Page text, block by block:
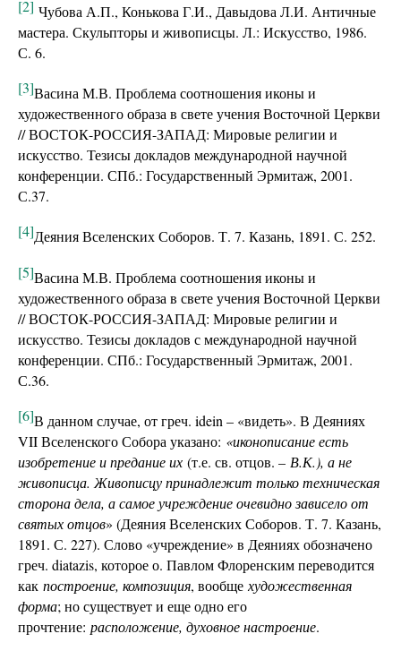
[2] Чубова А.П., Конькова Г.И., Давыдова Л.И. Античные
мастера. Скульпторы и живописцы. Л.: Искусство, 1986.
С. 6.
[3]Васина М.В. Проблема соотношения иконы и
художественного образа в свете учения Восточной Церкви
// ВОСТОК-РОССИЯ-ЗАПАД: Мировые религии и
искусство. Тезисы докладов международной научной
конференции. СПб.: Государственный Эрмитаж, 2001.
С.37.
[4]Деяния Вселенских Соборов. Т. 7. Казань, 1891. С. 252.
[5]Васина М.В. Проблема соотношения иконы и
художественного образа в свете учения Восточной Церкви
// ВОСТОК-РОССИЯ-ЗАПАД: Мировые религии и
искусство. Тезисы докладов с международной научной
конференции. СПб.: Государственный Эрмитаж, 2001.
С.36.
[6]В данном случае, от греч. idein – «видеть». В Деяниях
VII Вселенского Собора указано: «иконописание есть
изобретение и предание их (т.е. св. отцов. – В.К.), а не
живописца. Живописцу принадлежит только техническая
сторона дела, а самое учреждение очевидно зависело от
святых отцов» (Деяния Вселенских Соборов. Т. 7. Казань,
1891. С. 227). Слово «учреждение» в Деяниях обозначено
греч. diatazis, которое о. Павлом Флоренским переводится
как построение, композиция, вообщехудожественная
форма; но существует и еще одно его
прочтение: расположение, духовное настроение.